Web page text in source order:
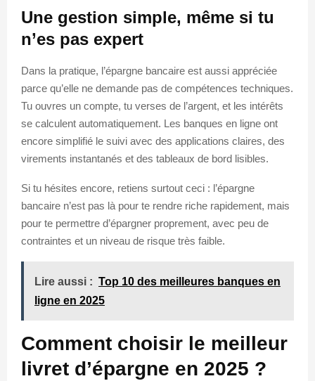
Une gestion simple, même si tu
n’es pas expert
Dans la pratique, l’épargne bancaire est aussi appréciée
parce qu’elle ne demande pas de compétences techniques.
Tu ouvres un compte, tu verses de l’argent, et les intérêts
se calculent automatiquement. Les banques en ligne ont
encore simplifié le suivi avec des applications claires, des
virements instantanés et des tableaux de bord lisibles.
Si tu hésites encore, retiens surtout ceci : l’épargne
bancaire n’est pas là pour te rendre riche rapidement, mais
pour te permettre d’épargner proprement, avec peu de
contraintes et un niveau de risque très faible.
Lire aussi : Top 10 des meilleures banques en
ligne en 2025
Comment choisir le meilleur
livret d’épargne en 2025 ?